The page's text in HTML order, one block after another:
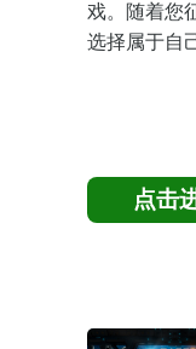
戏。随着您
选择属于自
点击